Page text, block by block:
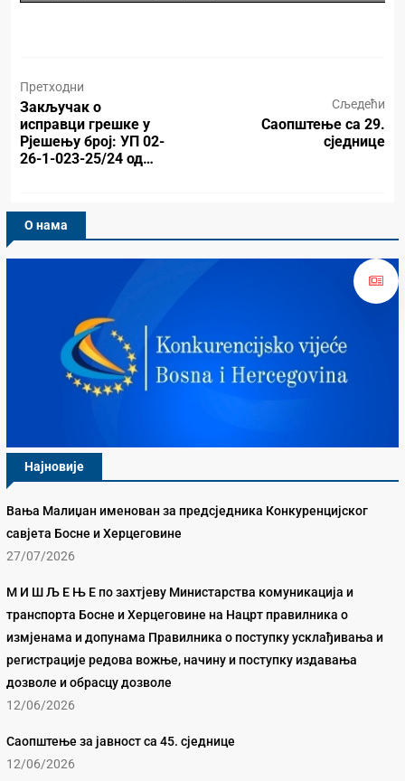
Претходни
Закључак о
исправци грешке у
Рјешењу број: УП 02-
26-1-023-25/24 од…
Сљедећи
Саопштење са 29.
сједнице
О нама
Најновије
Вања Малиџан именован за предсједника Конкуренцијског
савјета Босне и Херцеговине
27/07/2026
М И Ш Љ Е Њ Е по захтјеву Министарства комуникација и
транспорта Босне и Херцеговине на Нацрт правилника о
измјенама и допунама Правилника о поступку усклађивања и
регистрације редова вожње, начину и поступку издавања
дозволе и обрасцу дозволе
12/06/2026
Саопштење за јавност са 45. сједнице
12/06/2026